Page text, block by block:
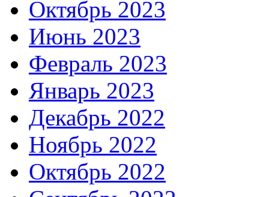
Октябрь 2023
Июнь 2023
Февраль 2023
Январь 2023
Декабрь 2022
Ноябрь 2022
Октябрь 2022